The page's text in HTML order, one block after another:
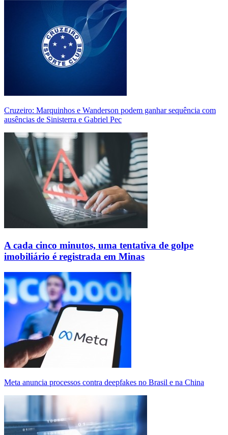
Cruzeiro: Marquinhos e Wanderson podem ganhar sequência com
ausências de Sinisterra e Gabriel Pec
A cada cinco minutos, uma tentativa de golpe
imobiliário é registrada em Minas
Meta anuncia processos contra deepfakes no Brasil e na China